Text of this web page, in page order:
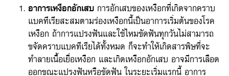
อาการเหงือกอักเสบ การอักเสบของเหงือกที่เกิดจากคราบ
แบคทีเรียสะสมตามร่องเหงือกนี้เป็นอาการเริ่มต้นของโรค
เหงือก ถ้าการแปรงฟันและใช้ไหมขัดฟันทุกวันไม่สามารถ
ขจัดคราบแบคทีเรียได้ทั้งหมด ก็จะทำให้เกิดสารพิษที่จะ
ทำลายเนื้อเยื่อเหงือก และเกิดเหงือกอักเสบ อาจมีการเลือด
ออกขณะแปรงฟันหรือขัดฟัน ในระยะเริ่มแรกนี้ อาการ